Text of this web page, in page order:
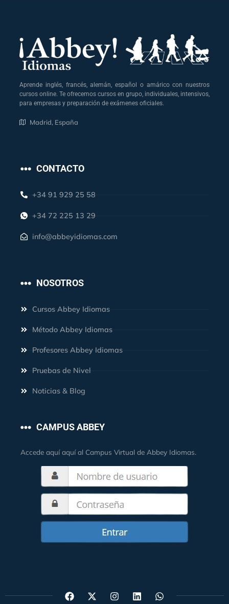
Aprende inglés, francés, alemán, español o amárico con nuestros
cursos online. Te ofrecemos cursos en grupo, individuales, intensivos,
para empresas y preparación de exámenes oficiales.
Madrid, España
CONTACTO
+34 91 929 25 58
+34 72 225 13 29
info@abbeyidiomas.com
NOSOTROS
Cursos Abbey Idiomas
Método Abbey Idiomas
Profesores Abbey Idiomas
Pruebas de Nivel
Noticias & Blog
CAMPUS ABBEY
Accede aquí aquí al Campus Virtual de Abbey Idiomas.